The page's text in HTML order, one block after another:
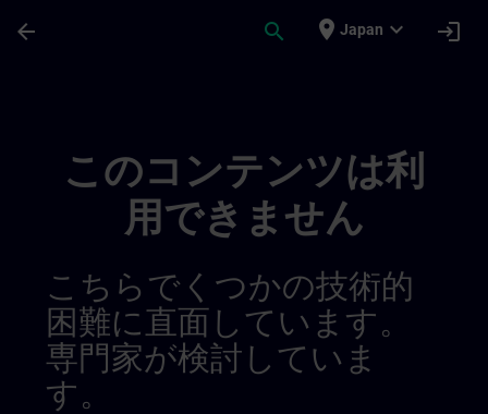
arrow_back search place Japan expand_more login
このコンテンツは利
用できません
こちらでくつかの技術的
困難に直面しています。
専門家が検討していま
す。